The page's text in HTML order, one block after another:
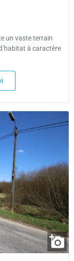
un vaste terrain
à caractère